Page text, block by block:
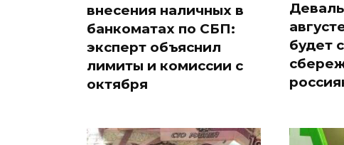
внесения наличных в
банкоматах по СБП:
эксперт объяснил
лимиты и комиссии с
октября
будет